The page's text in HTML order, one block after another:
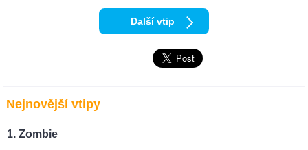
Další vtip
Nejnovější vtipy
Zombie